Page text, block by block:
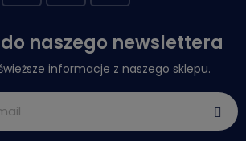
naszego newslettera
informacje z naszego sklepu.